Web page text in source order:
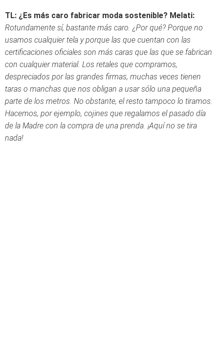
TL: ¿Es más caro fabricar moda sostenible? Melati:
Rotundamente sí, bastante más caro. ¿Por qué? Porque no
usamos cualquier tela y porque las que cuentan con las
certificaciones oficiales son más caras que las que se fabrican
con cualquier material. Los retales que compramos,
despreciados por las grandes firmas, muchas veces tienen
taras o manchas que nos obligan a usar sólo una pequeña
parte de los metros. No obstante, el resto tampoco lo tiramos.
Hacemos, por ejemplo, cojines que regalamos el pasado día
de la Madre con la compra de una prenda. ¡Aquí no se tira
nada!